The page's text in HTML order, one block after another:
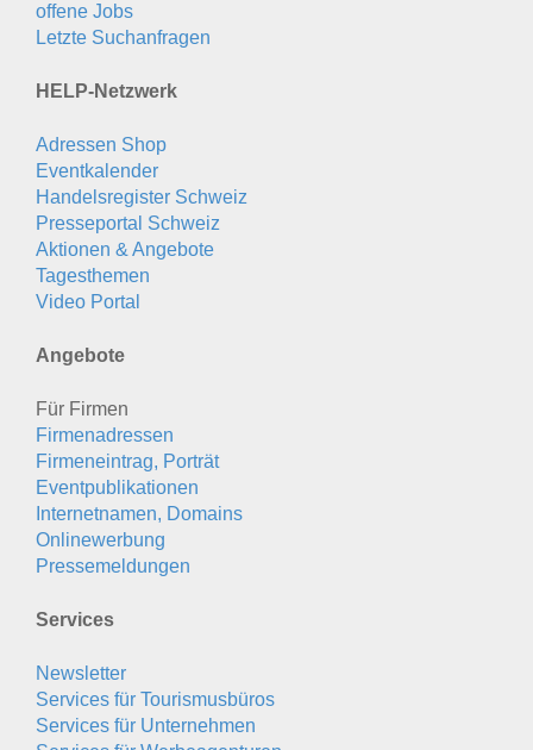
offene Jobs
Letzte Suchanfragen
HELP-Netzwerk
Adressen Shop
Eventkalender
Handelsregister Schweiz
Presseportal Schweiz
Aktionen & Angebote
Tagesthemen
Video Portal
Angebote
Für Firmen
Firmenadressen
Firmeneintrag, Porträt
Eventpublikationen
Internetnamen, Domains
Onlinewerbung
Pressemeldungen
Services
Newsletter
Services für Tourismusbüros
Services für Unternehmen